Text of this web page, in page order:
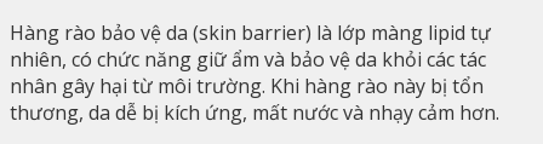
Hàng rào bảo vệ da (skin barrier) là lớp màng lipid tự
nhiên, có chức năng giữ ẩm và bảo vệ da khỏi các tác
nhân gây hại từ môi trường. Khi hàng rào này bị tổn
thương, da dễ bị kích ứng, mất nước và nhạy cảm hơn.